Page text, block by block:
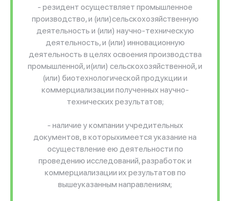
- резидент осуществляет промышленное
производство, и (или)сельскохозяйственную
деятельность и (или) научно-техническую
деятельность, и (или) инновационную
деятельность в целях освоения производства
промышленной, и(или) сельскохозяйственной, и
(или) биотехнологической продукции и
коммерциализации полученных научно-
технических результатов;
- наличие у компании учредительных
документов, в которыхимеется указание на
осуществление ею деятельности по
проведению исследований, разработок и
коммерциализации их результатов по
вышеуказанным направлениям;